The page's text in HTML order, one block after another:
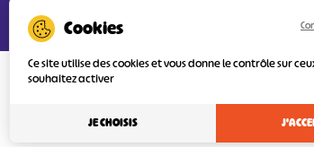
RÉSERVER MES BILLETS
L'Agence
FEDER (Fonds
services
l’objectif
Ce site utilise des cookies et vous donne le contrôle sur
souhaitez activer
JE CHOISIS